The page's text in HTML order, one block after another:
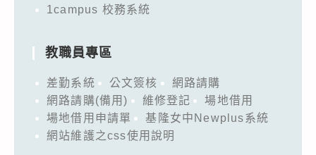
1campus 校務系統
教職員專區
差勤系統 公文簽核
網路請購
網路請購(備用)
維修登記
場地借用
場地借用申請單
基隆女中Newplus系統
網站維護之css使用說明